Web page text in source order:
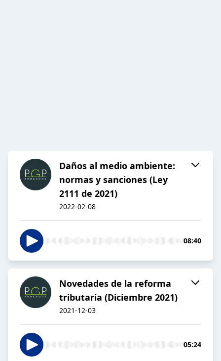
Daños al medio ambiente:
normas y sanciones (Ley
2111 de 2021)
2022-02-08
08:40
Novedades de la reforma
tributaria (Diciembre 2021)
2021-12-03
05:24